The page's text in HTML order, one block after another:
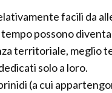
facili da
possono
territoriale, meglio
solo a loro.
(a cui